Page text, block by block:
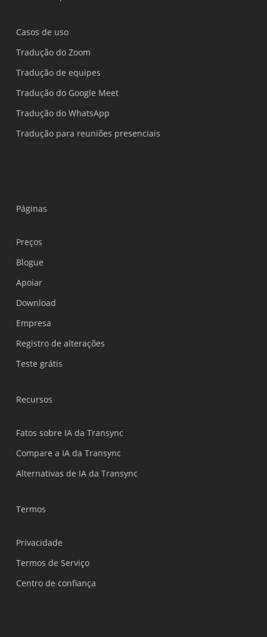
Casos de uso
Tradução do Zoom
Tradução de equipes
Tradução do Google Meet
Tradução do WhatsApp
Tradução para reuniões presenciais
Páginas
Preços
Blogue
Apoiar
Download
Empresa
Registro de alterações
Teste grátis
Recursos
Fatos sobre IA da Transync
Compare a IA da Transync
Alternativas de IA da Transync
Termos
Privacidade
Termos de Serviço
Centro de confiança